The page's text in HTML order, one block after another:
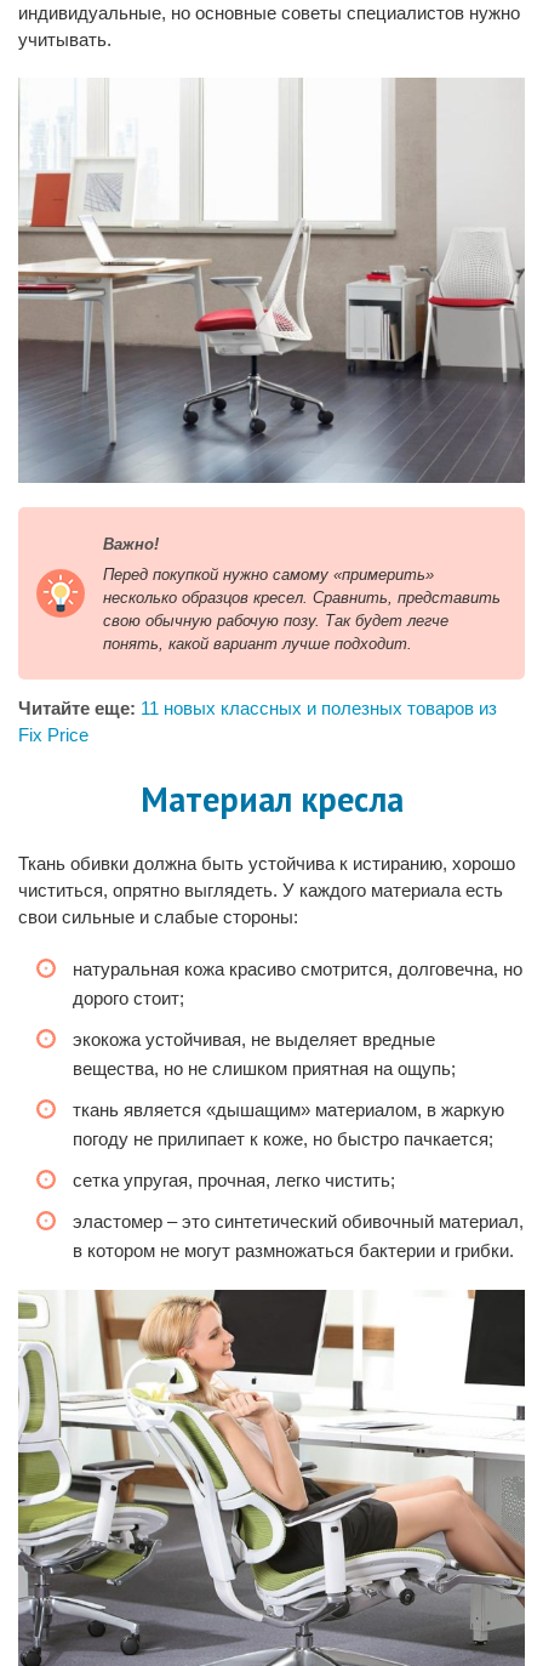
индивидуальные, но основные советы специалистов нужно
учитывать.
Важно!
Перед покупкой нужно самому «примерить»
несколько образцов кресел. Сравнить, представить
свою обычную рабочую позу. Так будет легче
понять, какой вариант лучше подходит.
Читайте еще: 11 новых классных и полезных товаров из
Fix Price
Материал кресла
Ткань обивки должна быть устойчива к истиранию, хорошо
чиститься, опрятно выглядеть. У каждого материала есть
свои сильные и слабые стороны:
натуральная кожа красиво смотрится, долговечна, но
дорого стоит;
экокожа устойчивая, не выделяет вредные
вещества, но не слишком приятная на ощупь;
ткань является «дышащим» материалом, в жаркую
погоду не прилипает к коже, но быстро пачкается;
сетка упругая, прочная, легко чистить;
эластомер – это синтетический обивочный материал,
в котором не могут размножаться бактерии и грибки.